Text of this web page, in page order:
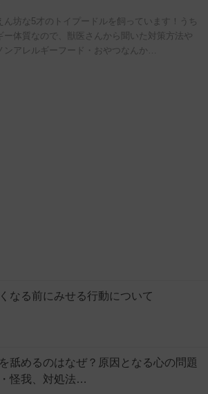
ん坊な5才のトイプードルを飼っています！うち
ー体質なので、獣医さんから聞いた対策方法や
ンアレルギーフード・おやつなんか…
なる前にみせる行動について
舐めるのはなぜ？原因となる心の問題
怪我、対処法…